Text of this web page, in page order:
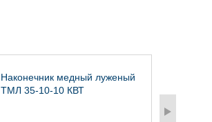
Наконечник медный луженый
ТМЛ 35-10-10 КВТ